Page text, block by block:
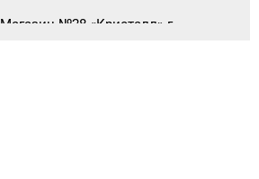
Магазин №28 «Кристалл» г.